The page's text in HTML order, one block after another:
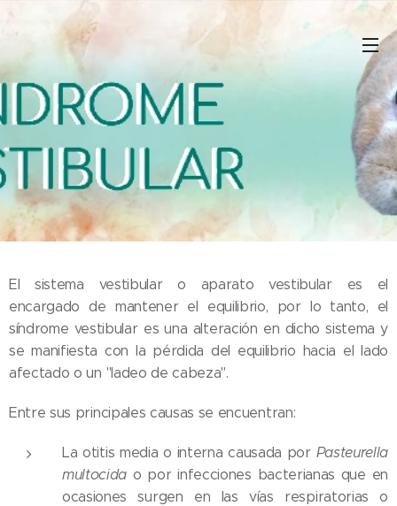
El sistema vestibular o aparato vestibular es el
encargado de mantener el equilibrio, por lo tanto, el
síndrome vestibular es una alteración en dicho sistema y
se manifiesta con la pérdida del equilibrio hacia el lado
afectado o un "ladeo de cabeza".
Entre sus principales causas se encuentran:
La otitis media o interna causada por Pasteurella
multocida o por infecciones bacterianas que en
ocasiones surgen en las vías respiratorias o